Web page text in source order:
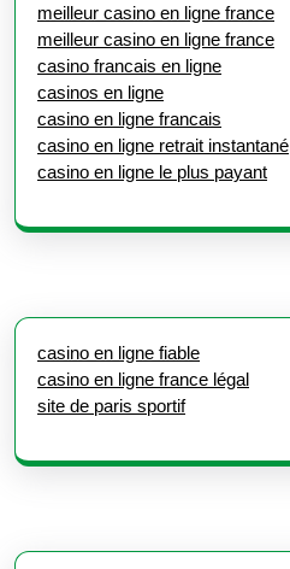
meilleur casino en ligne france
meilleur casino en ligne france
casino francais en ligne
casinos en ligne
casino en ligne francais
casino en ligne retrait instantané
casino en ligne le plus payant
casino en ligne fiable
casino en ligne france légal
site de paris sportif